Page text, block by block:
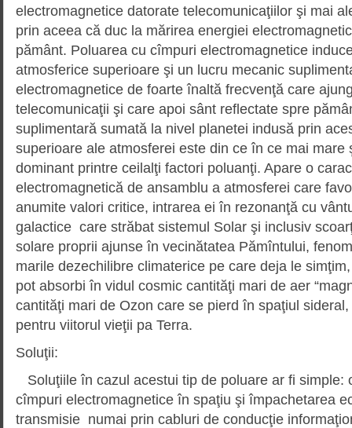
electromagnetice datorate telecomunicaţiilor şi mai
prin aceea că duc la mărirea energiei
pământ. Poluarea cu cîmpuri electromagnetice
atmosferice superioare şi un lucru mecanic
electromagnetice de foarte înaltă frecvenţă care
telecomunicaţii şi care apoi sânt reflectate spre
suplimentară sumată la nivel planetei indusă prin
superioare ale atmosferei este din ce în ce mai mare
dominant printre ceilalţi factori poluanţi. Apare o
electromagnetică de ansamblu a atmosferei care
anumite valori critice, intrarea ei în rezonanţă cu
galactice care străbat sistemul Solar şi inclusiv
solare proprii ajunse în vecinătatea Pămîntului,
marile dezechilibre climaterice pe care deja le
pot absorbi în vidul cosmic cantităţi mari de aer
cantităţi mari de Ozon care se pierd în spaţiul
pentru viitorul vieţii pa Terra.
Soluţii:
Soluţiile în cazul acestui tip de poluare ar fi simple:
cîmpuri electromagnetice în spaţiu şi împachetarea
transmisie numai prin cabluri de conducţie